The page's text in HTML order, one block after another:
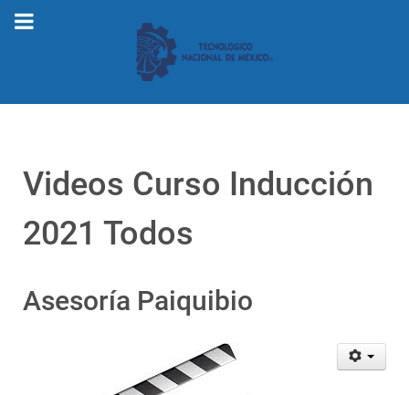
Videos Curso Inducción
2021 Todos
Asesoría Paiquibio